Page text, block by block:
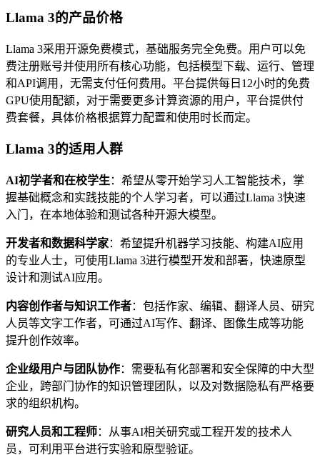
Llama 3的产品价格
Llama 3采用开源免费模式，基础服务完全免费。用户可以免
费注册账号并使用所有核心功能，包括模型下载、运行、管理
和API调用，无需支付任何费用。平台提供每日12小时的免费
GPU使用配额，对于需要更多计算资源的用户，平台提供付
费套餐，具体价格根据算力配置和使用时长而定。
Llama 3的适用人群
AI初学者和在校学生 ：希望从零开始学习人工智能技术，掌
握基础概念和实践技能的个人学习者，可以通过Llama 3快速
入门，在本地体验和测试各种开源大模型。
开发者和数据科学家：希望提升机器学习技能、构建AI应用
的专业人士，可使用Llama 3进行模型开发和部署，快速原型
设计和测试AI应用。
内容创作者与知识工作者：包括作家、编辑、翻译人员、研究
人员等文字工作者，可通过AI写作、翻译、图像生成等功能
提升创作效率。
企业级用户与团队协作：需要私有化部署和安全保障的中大型
企业，跨部门协作的知识管理团队，以及对数据隐私有严格要
求的组织机构。
研究人员和工程师：从事AI相关研究或工程开发的技术人
员，可利用平台进行实验和原型验证。